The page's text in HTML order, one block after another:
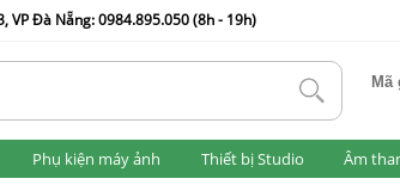
VP Đà Nẵng: 0984.895.050 (8h - 19h)
tlk Mã
Phụ kiện máy ảnh Thiết bị Studio Âm